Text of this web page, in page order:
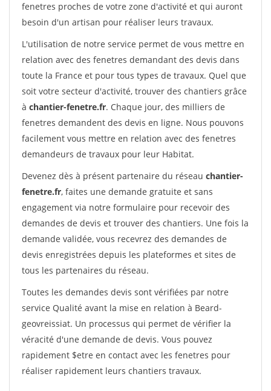
fenetres proches de votre zone d'activité et qui auront
besoin d'un artisan pour réaliser leurs travaux.
L'utilisation de notre service permet de vous mettre en
relation avec des fenetres demandant des devis dans
toute la France et pour tous types de travaux. Quel que
soit votre secteur d'activité, trouver des chantiers grâce
à chantier-fenetre.fr. Chaque jour, des milliers de
fenetres demandent des devis en ligne. Nous pouvons
facilement vous mettre en relation avec des fenetres
demandeurs de travaux pour leur Habitat.
Devenez dès à présent partenaire du réseau chantier-
fenetre.fr, faites une demande gratuite et sans
engagement via notre formulaire pour recevoir des
demandes de devis et trouver des chantiers. Une fois la
demande validée, vous recevrez des demandes de
devis enregistrées depuis les plateformes et sites de
tous les partenaires du réseau.
Toutes les demandes devis sont vérifiées par notre
service Qualité avant la mise en relation à Beard-
geovreissiat. Un processus qui permet de vérifier la
véracité d'une demande de devis. Vous pouvez
rapidement $etre en contact avec les fenetres pour
réaliser rapidement leurs chantiers travaux.